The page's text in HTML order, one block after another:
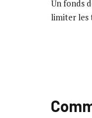
Un fonds
limiter les